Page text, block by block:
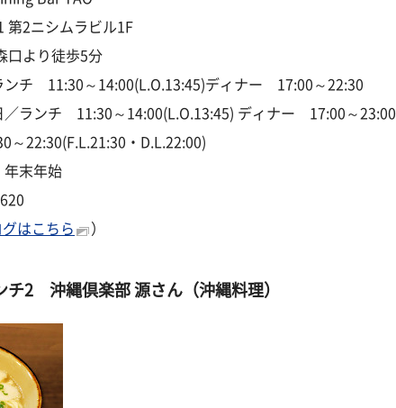
第2ニシムラビル1F
口より徒歩5分
ンチ 11:30～14:00(L.O.13:45)ディナー 17:00～22:30
11:30～14:00(L.O.13:45) ディナー 17:00～23:00
・D.L.22:00)
年末年始
はこちら ）
チ2 沖縄倶楽部 源さん（沖縄料理）